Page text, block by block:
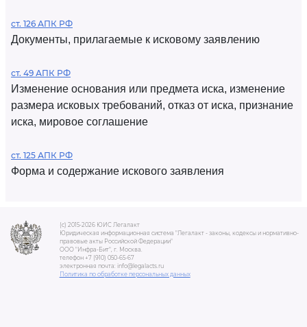
ст. 126 АПК РФ
Документы, прилагаемые к исковому заявлению
ст. 49 АПК РФ
Изменение основания или предмета иска, изменение
размера исковых требований, отказ от иска, признание
иска, мировое соглашение
ст. 125 АПК РФ
Форма и содержание искового заявления
(c) 2015-2026 ЮИС Легалакт
Юридическая информационная система "Легалакт - законы, кодексы и нормативно-
правовые акты Российской Федерации"
ООО "Инфра-Бит", г. Москва.
телефон +7 (910) 050-65-67
электронная почта: info@legalacts.ru
Политика по обработке персональных данных